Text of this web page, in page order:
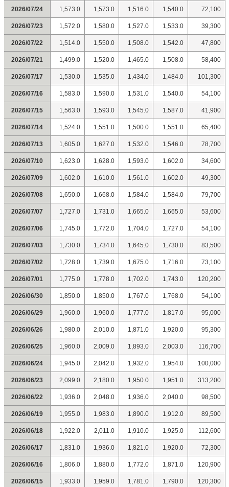
2026/07/24 1,573.0 1,573.0 1,516.0 1,540.0 72,100
2026/07/23 1,572.0 1,580.0 1,527.0 1,533.0 39,300
2026/07/22 1,514.0 1,550.0 1,508.0 1,542.0 47,800
2026/07/21 1,499.0 1,520.0 1,465.0 1,508.0 58,400
2026/07/17 1,530.0 1,535.0 1,434.0 1,484.0 101,300
2026/07/16 1,583.0 1,590.0 1,531.0 1,540.0 54,100
2026/07/15 1,563.0 1,593.0 1,545.0 1,587.0 41,900
2026/07/14 1,524.0 1,551.0 1,500.0 1,551.0 65,400
2026/07/13 1,605.0 1,627.0 1,532.0 1,546.0 78,700
2026/07/10 1,623.0 1,628.0 1,593.0 1,602.0 34,600
2026/07/09 1,602.0 1,610.0 1,561.0 1,602.0 49,300
2026/07/08 1,650.0 1,668.0 1,584.0 1,584.0 79,700
2026/07/07 1,727.0 1,731.0 1,665.0 1,665.0 53,600
2026/07/06 1,745.0 1,772.0 1,704.0 1,727.0 54,100
2026/07/03 1,730.0 1,734.0 1,645.0 1,730.0 83,500
2026/07/02 1,728.0 1,739.0 1,675.0 1,716.0 73,100
2026/07/01 1,775.0 1,778.0 1,702.0 1,743.0 120,200
2026/06/30 1,850.0 1,850.0 1,767.0 1,768.0 54,100
2026/06/29 1,960.0 1,960.0 1,777.0 1,817.0 95,000
2026/06/26 1,980.0 2,010.0 1,871.0 1,920.0 95,300
2026/06/25 1,960.0 2,009.0 1,893.0 2,003.0 116,700
2026/06/24 1,945.0 2,042.0 1,932.0 1,954.0 100,000
2026/06/23 2,099.0 2,180.0 1,950.0 1,951.0 313,200
2026/06/22 1,936.0 2,048.0 1,936.0 2,040.0 98,500
2026/06/19 1,955.0 1,983.0 1,890.0 1,912.0 89,500
2026/06/18 1,922.0 2,011.0 1,910.0 1,925.0 112,600
2026/06/17 1,831.0 1,936.0 1,821.0 1,920.0 72,300
2026/06/16 1,806.0 1,880.0 1,772.0 1,871.0 120,900
2026/06/15 1,933.0 1,959.0 1,781.0 1,790.0 120,300